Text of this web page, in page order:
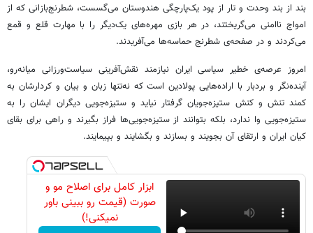
بند از بند وحدت و تار از پود یک‌پارچگی هندوستان می‌گسست، شطرنج‌بازانی که از
امواج ناامنی می‌گریختند، در هر بازی مهره‌های یک‌دیگر را با مهارت قلع و قمع
می‌کردند و در صفحه‌ی شطرنج حماسه‌ها می‌آفریدند.
امروز عرصه‌ی خطیر سیاسی ایران نیازمند نقش‌آفرینی سیاست‌ورزانی میانه‌رو،
آینده‌نگر و بردبار با اراده‌هایی پولادین است که نه‌تنها زبان و بیان و کردارشان به
کمند تنش و کنش ستیزه‌جویان گرفتار نیاید و ستیزه‌جویی دیگران ایشان را به
ستیزه‌جویی وا ندارد، بلکه بتوانند از ستیزه‌جویی‌ها فراز بگیرند و راهی برای بقای
کیان ایران و ارتقای آن بجویند و بسازند و بگشایند و بپیمایند.
ابزار کامل برای اصلاح مو و
صورت (قیمت رو ببینی باور
نمیکنی!)